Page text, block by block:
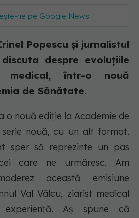
ne pe Google News
Popescu și jurnalistul
despre evoluțiile
medical, într-o nouă
de Sănătate.
o nouă ediție la Academie de
nouă, cu un alt format.
sper să reprezinte un pas
care ne urmăresc. Am
această emisiune
Val Vâlcu, ziarist medical
experiență. Aș spune că